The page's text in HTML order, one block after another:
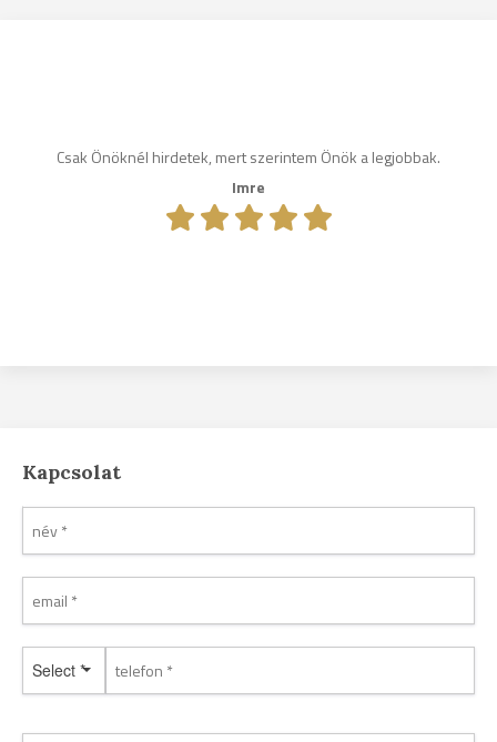
Csak Önöknél hirdetek, mert szerintem Önök a legjobbak.
Imre
Kapcsolat
Select *